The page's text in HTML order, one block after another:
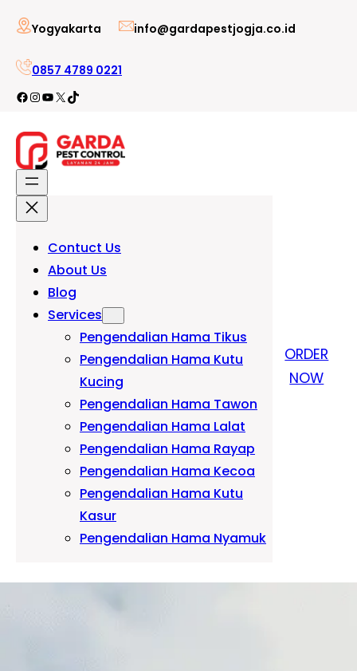
konten
Yogyakarta info@gardapestjogja.co.id
0857 4789 0221
Facebook
Instagram
YouTube
X TikTok
Contuct Us
About Us
Blog
Services
Pengendalian Hama Tikus
Pengendalian Hama Kutu
Kucing
Pengendalian Hama Tawon
Pengendalian Hama Lalat
Pengendalian Hama Rayap
Pengendalian Hama Kecoa
Pengendalian Hama Kutu
Kasur
Pengendalian Hama Nyamuk
ORDER
NOW